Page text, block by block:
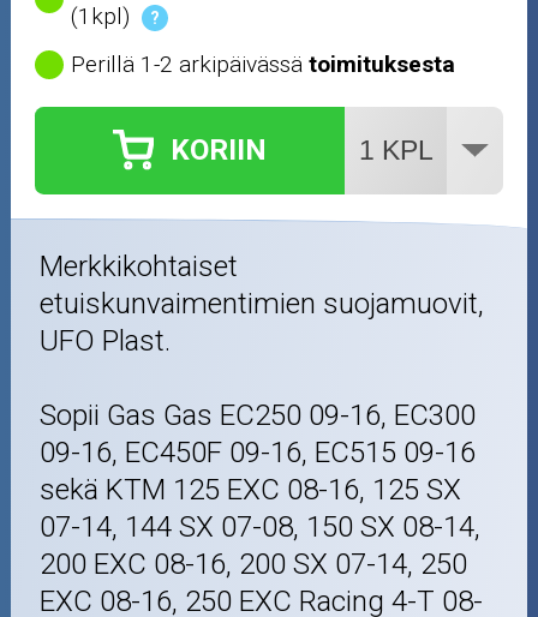
(1kpl)
?
Perillä 1-2 arkipäivässätoimituksesta
KORIIN
Merkkikohtaiset
etuiskunvaimentimien suojamuovit,
UFO Plast.
Sopii Gas Gas EC250 09-16, EC300
09-16, EC450F 09-16, EC515 09-16
sekä KTM 125 EXC 08-16, 125 SX
07-14, 144 SX 07-08, 150 SX 08-14,
200 EXC 08-16, 200 SX 07-14, 250
EXC 08-16, 250 EXC Racing 4-T 08-